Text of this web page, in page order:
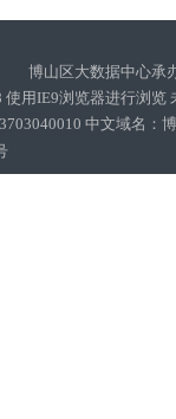
博山区大数据中心承
用IE9浏览器进行浏览
中文域名：